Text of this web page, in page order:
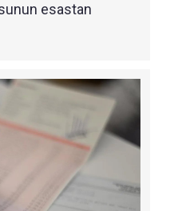
esastan